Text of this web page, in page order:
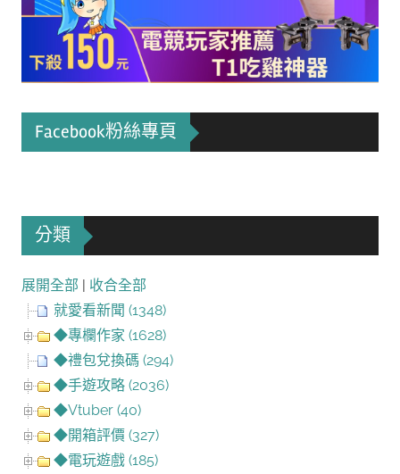
Facebook粉絲專頁
分類
展開全部 | 收合全部
就愛看新聞 (1348)
◆專欄作家 (1628)
◆禮包兌換碼 (294)
◆手遊攻略 (2036)
◆Vtuber (40)
◆開箱評價 (327)
◆電玩遊戲 (185)